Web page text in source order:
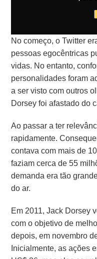
No começo, o Twitter
pessoas egocêntricas
vidas. No entanto,
personalidades foram
a ser visto com outros
Dorsey foi afastado do
Ao passar a ter
rapidamente.
contava com mais de
faziam cerca de 55
demanda era tão
do ar.
Em 2011, Jack Dorsey
com o objetivo de
depois, em novembro
Inicialmente, as ações